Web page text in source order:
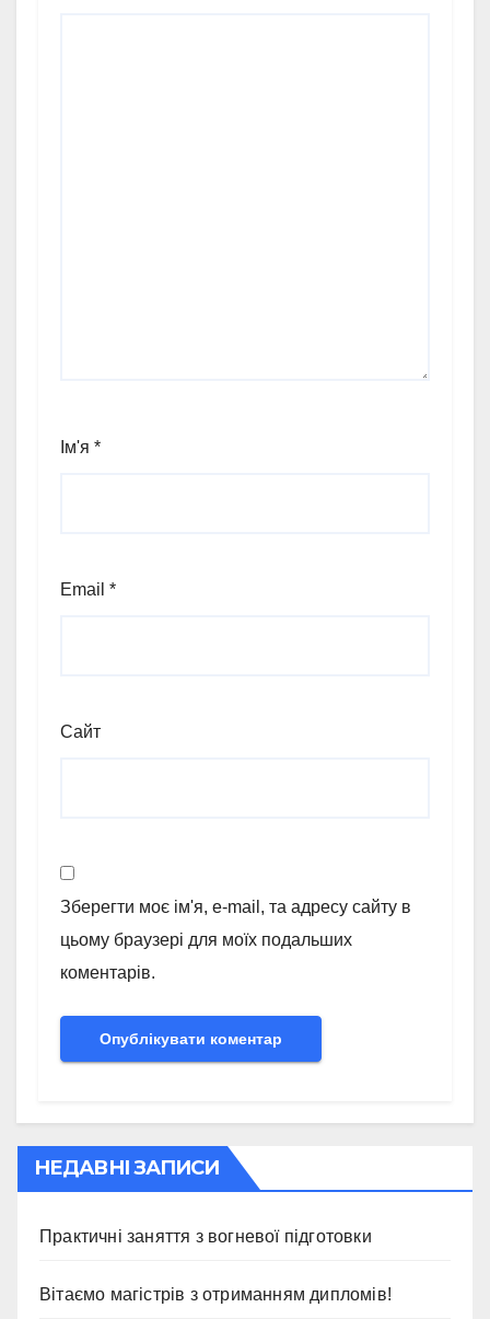
Ім'я *
Email *
Сайт
Зберегти моє ім'я, e-mail, та адресу сайту в
цьому браузері для моїх подальших
коментарів.
НЕДАВНІ ЗАПИСИ
Практичні заняття з вогневої підготовки
Вітаємо магістрів з отриманням дипломів!